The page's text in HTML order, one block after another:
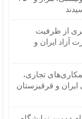
از ظرفیت
آزاد ایران و
تجاری،
ایران و قرقیزستان